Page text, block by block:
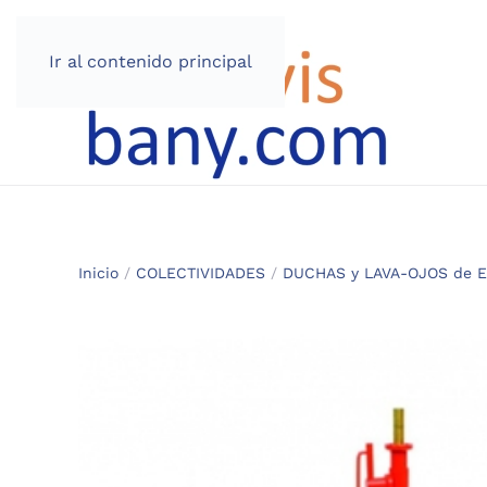
Ir al contenido principal
Inicio / COLECTIVIDADES / DUCHAS y LAVA-OJOS de